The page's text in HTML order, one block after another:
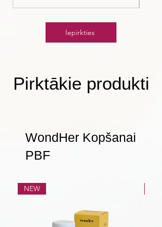
Iepirkties
Pirktākie produkti
WondHer Kopšanai
PBF
NEW